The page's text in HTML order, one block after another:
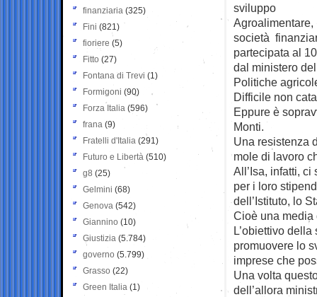
sviluppo
Agroalimentare,
società
partecipata al
dal ministero
Politiche
Difficile non
Eppure è
Monti.
Una resistenza
mole di lavoro
All’Isa, infatti,
per i loro
dell’Istituto, lo
Cioè una media
L’obiettivo
promuovere lo
imprese che
Una volta
dell’allora
finanziaria (325)
Fini (821)
fioriere (5)
Fitto (27)
Fontana di Trevi (1)
Formigoni (90)
Forza Italia (596)
frana (9)
Fratelli d'Italia (291)
Futuro e Libertà (510)
g8 (25)
Gelmini (68)
Genova (542)
Giannino (10)
Giustizia (5.784)
governo (5.799)
Grasso (22)
Green Italia (1)